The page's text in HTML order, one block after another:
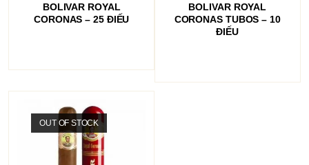
BOLIVAR ROYAL
CORONAS – 25 ĐIẾU
BOLIVAR ROYAL
CORONAS TUBOS – 10
ĐIẾU
OUT OF STOCK